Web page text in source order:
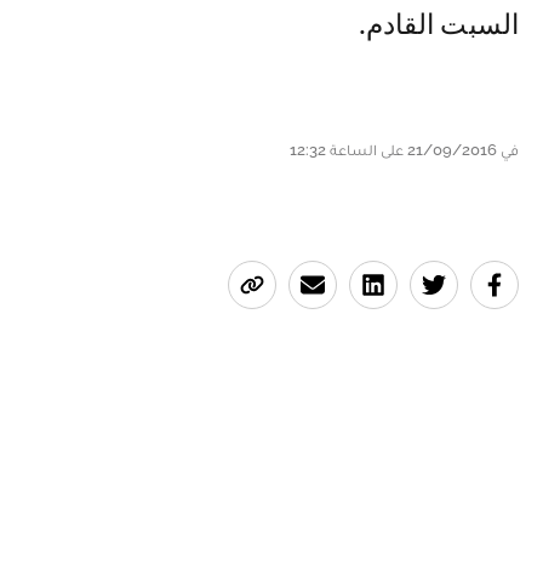
السبت القادم.
في 21/09/2016 على الساعة 12:32